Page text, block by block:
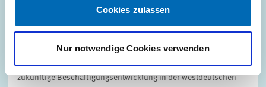
Cookies zulassen
Nur notwendige Cookies verwenden
Tarifpolitik und Beschäftigung in der
chemischen Industrie
Diese Studie untersuchte die Auswirkungen der Tarifrunde 1999
und der damit verbundenen Reallohnentwicklung auf die
zukünftige Beschäftigungsentwicklung in der westdeutschen